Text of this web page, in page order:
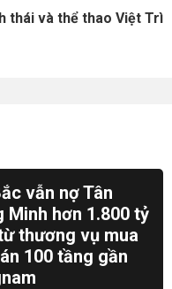
thái và thể thao Việt Trì
vẫn nợ Tân
Minh hơn 1.800 tỷ
thương vụ mua
100 tầng gần